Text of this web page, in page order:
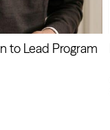
to Lead Program